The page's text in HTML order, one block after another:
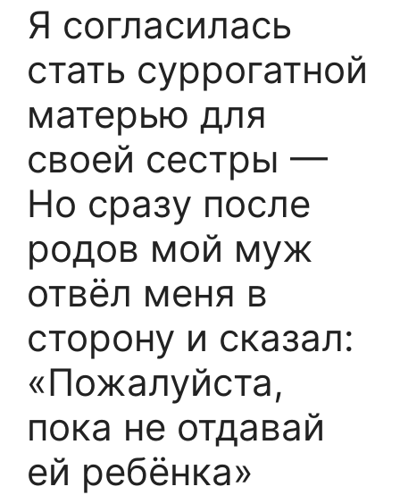
Я согласилась
стать суррогатной
матерью для
своей сестры —
Но сразу после
родов мой муж
отвёл меня в
сторону и сказал:
«Пожалуйста,
пока не отдавай
ей ребёнка»